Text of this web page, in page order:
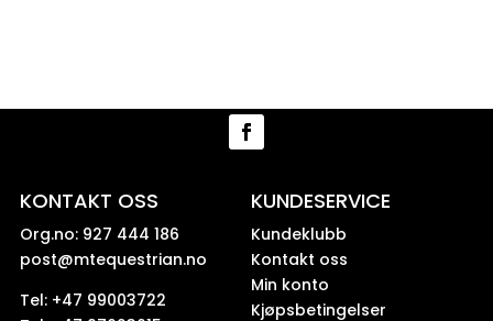
KONTAKT OSS
Org.no: 927 444 186
post@mtequestrian.no
Tel: +47 99003722
KUNDESERVICE
Kundeklubb
Kontakt oss
Min konto
Kjøpsbetingelser